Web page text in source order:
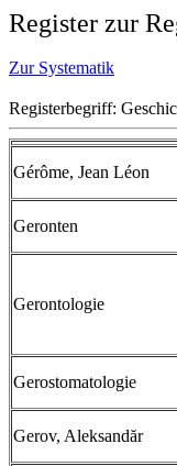
Register zur
Zur Systematik
Registerbegriff:
Gérôme, Jean Léon
Geronten
Gerontologie
Gerostomatologie
Gerov, Aleksandăr